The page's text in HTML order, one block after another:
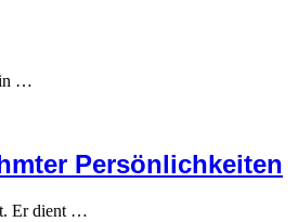
in …
Persönlichkeiten
Er dient …